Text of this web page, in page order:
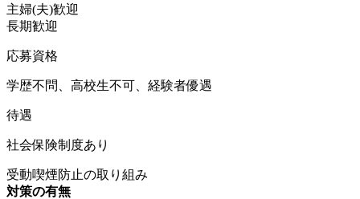
主婦(夫)歓迎
長期歓迎
応募資格
学歴不問、高校生不可、経験者優遇
待遇
社会保険制度あり
受動喫煙防止の取り組み
対策の有無